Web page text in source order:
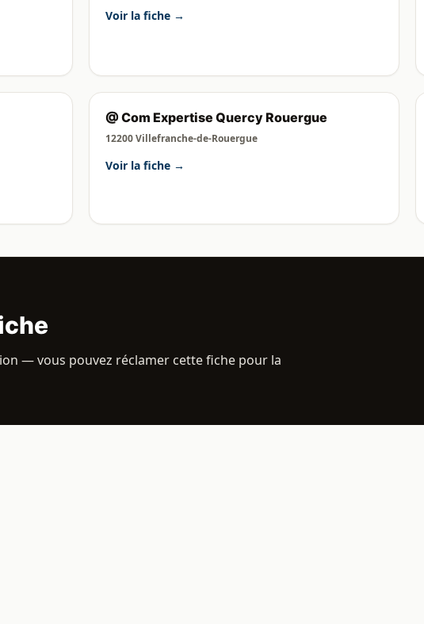
Voir la fiche →
@ Com Expertise Quercy Rouergue
12200 Villefranche-de-Rouergue
Voir la fiche →
— vous pouvez réclamer cette fiche pour la